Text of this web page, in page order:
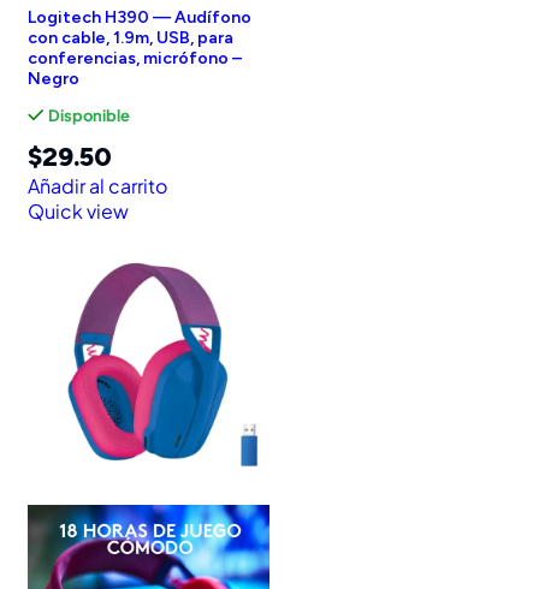
Logitech H390 — Audífono
con cable, 1.9m, USB, para
conferencias, micrófono –
Negro
Disponible
$29.50
Añadir al carrito
Quick view